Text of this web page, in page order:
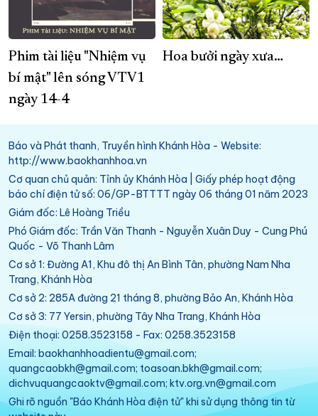
Phim tài liệu "Nhiệm vụ
bí mật" lên sóng VTV1
ngày 14-4
Hoa bưởi ngày xưa…
Báo và Phát thanh, Truyền hình Khánh Hòa - Website:
http://www.baokhanhhoa.vn
Cơ quan chủ quản: Tỉnh ủy Khánh Hòa | Giấy phép hoạt động
báo chí điện tử số: 06/GP-BTTTT ngày 06 tháng 01 năm 2023
Giám đốc: Lê Hoàng Triều
Phó Giám đốc: Trần Văn Thanh - Nguyễn Xuân Duy - Cung Phú
Quốc - Võ Thanh Lâm
Cơ sở 1: Đường A1, Khu đô thị An Bình Tân, phường Nam Nha
Trang, Khánh Hòa
Cơ sở 2: 285A đường 21 tháng 8, phường Bảo An, Khánh Hòa
Cơ sở 3: 77 Yersin, phường Tây Nha Trang, Khánh Hòa
Điện thoại: 0258.3523158 - Fax: 0258.3523158
Email: baokhanhhoadientu@gmail.com;
quangcaobkh@gmail.com; toasoan.bkh@gmail.com;
dichvuquangcaoktv@gmail.com; ktv.org.vn@gmail.com
Ghi rõ nguồn "Báo Khánh Hòa điện tử" khi sử dụng thông tin từ